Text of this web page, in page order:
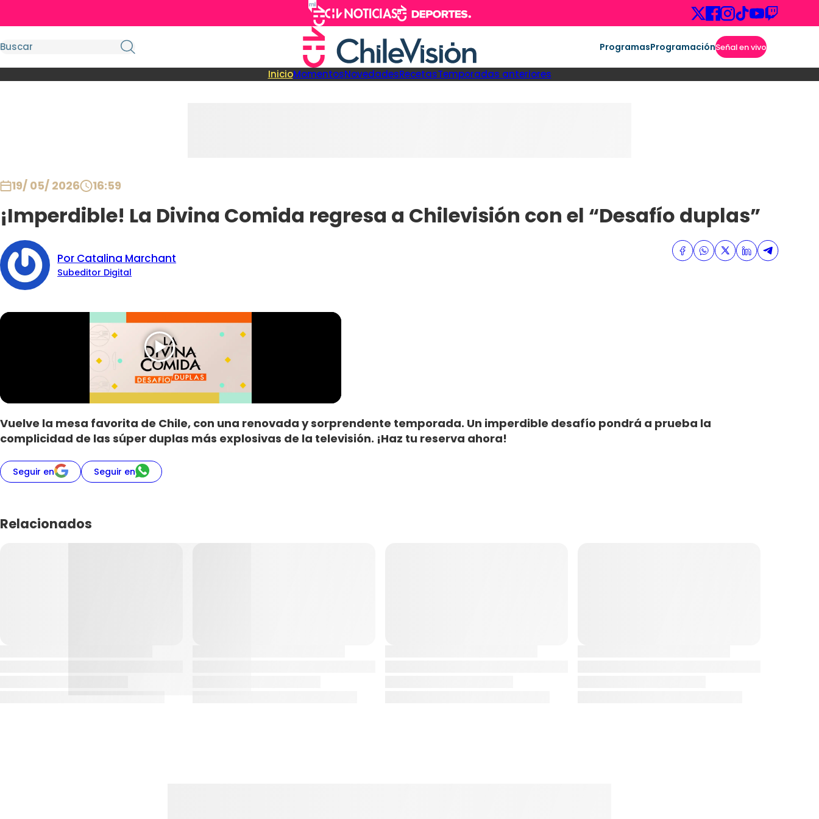
ProgramasProgramaciónSeñal en vivo
InicioMomentosNovedadesRecetasTemporadas anteriores
19/ 05/ 2026 16:59
¡Imperdible! La Divina Comida regresa a Chilevisión con el “Desafío duplas”
Por Catalina Marchant
Subeditor Digital
Vuelve la mesa favorita de Chile, con una renovada y sorprendente temporada. Un imperdible desafío pondrá a prueba la
complicidad de las súper duplas más explosivas de la televisión. ¡Haz tu reserva ahora!
Seguir en Seguir en
Relacionados